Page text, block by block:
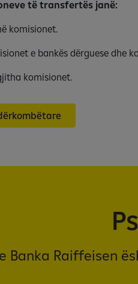
të transfertës janë:
komisionet.
e bankës dërguese dhe
komisionet.
Banka Raiffeisen